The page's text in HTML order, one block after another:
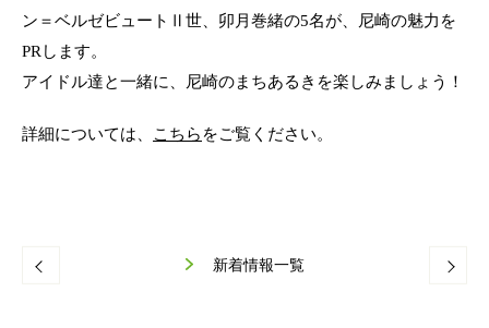
本社
ン＝ベルゼビュートⅡ世、卯月巻緒の5名が、尼崎の魅力を
PRします。
アイドル達と一緒に、尼崎のまちあるきを楽しみましょう！
詳細については、 こちら をご覧ください。
新着情報一覧